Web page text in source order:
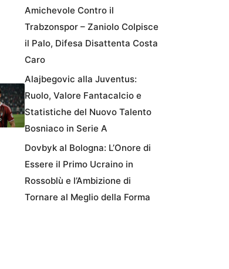
Amichevole Contro il
Trabzonspor – Zaniolo Colpisce
il Palo, Difesa Disattenta Costa
Caro
Alajbegovic alla Juventus:
Ruolo, Valore Fantacalcio e
Statistiche del Nuovo Talento
Bosniaco in Serie A
Dovbyk al Bologna: L’Onore di
Essere il Primo Ucraino in
Rossoblù e l’Ambizione di
Tornare al Meglio della Forma